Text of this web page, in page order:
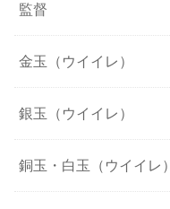
監督
金玉（ウイイレ）
銀玉（ウイイレ）
銅玉・白玉（ウイイレ）